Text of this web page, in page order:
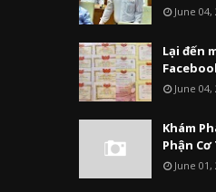
June 04,
Lại đến
June 04,
Khám
Phận
June 01,